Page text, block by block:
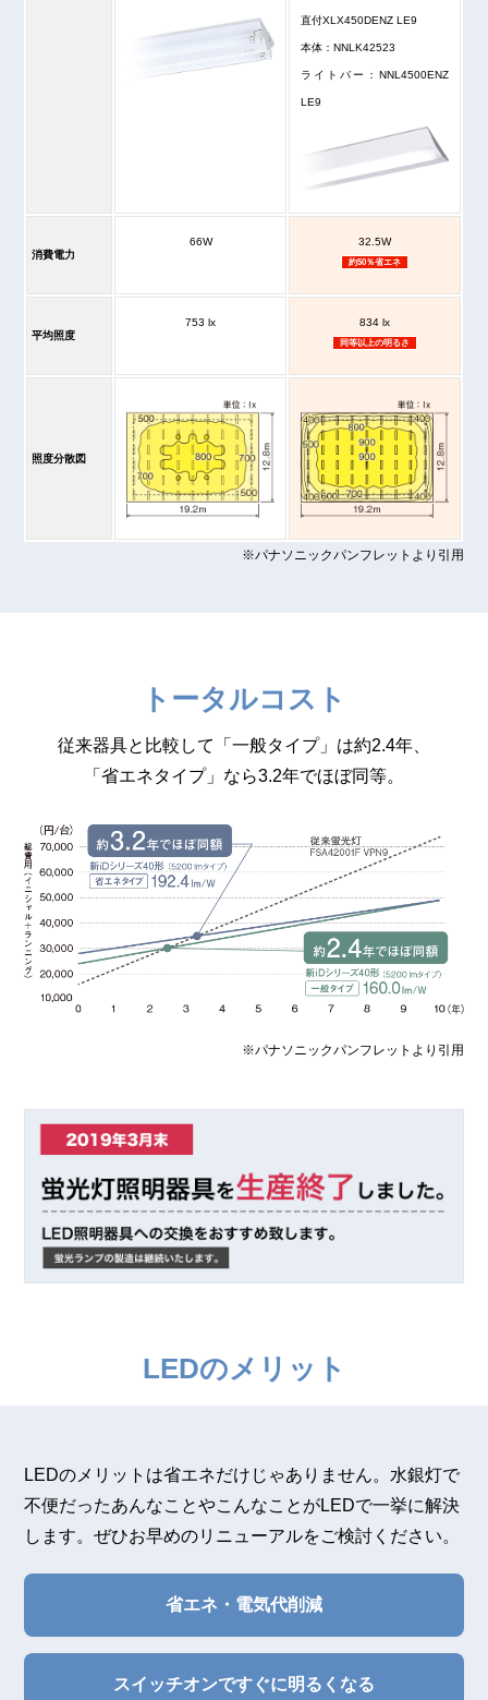
直付XLX450DENZ LE9
本体：NNLK42523
ライトバー：NNL4500ENZ
LE9
消費電力
66W 32.5W
約50％省エネ
平均照度
753 lx 834 lx
同等以上の明るさ
照度分散図
※パナソニックパンフレットより引用
トータルコスト
従来器具と比較して「一般タイプ」は約2.4年、
「省エネタイプ」なら3.2年でほぼ同等。
※パナソニックパンフレットより引用
LEDのメリット
LEDのメリットは省エネだけじゃありません。水銀灯で
不便だったあんなことやこんなことがLEDで一挙に解決
します。ぜひお早めのリニューアルをご検討ください。
省エネ・電気代削減
スイッチオンですぐに明るくなる